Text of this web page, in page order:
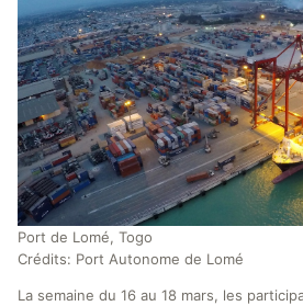
Port de Lomé, Togo
Crédits: Port Autonome de Lomé
La semaine du 16 au 18 mars, les